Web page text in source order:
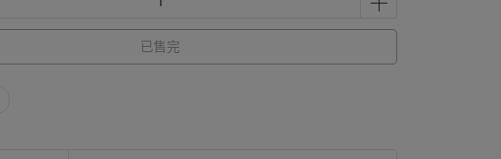
已售完